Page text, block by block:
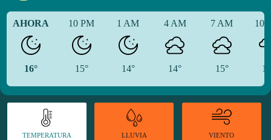
AHORA
16°
10 PM
15°
1 AM
14°
4 AM
14°
7 AM
15°
10
TEMPERATURA LLUVIA VIENTO